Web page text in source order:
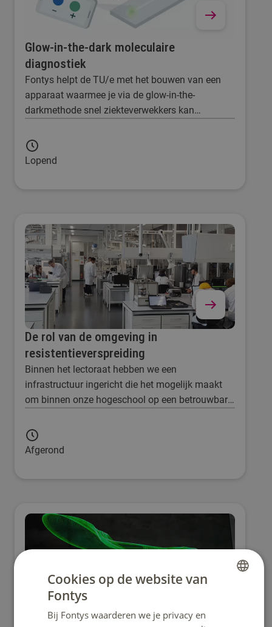
Glow-in-the-dark moleculaire
diagnostiek
Fontys helpt de TU/e met het bouwen van een
apparaat waarmee je via de glow-in-the-
darkmethode snel ziekteverwekkers kan
Lopend
De rol van de omgeving in
resistentieverspreiding
Binnen het lectoraat hebben we een
infrastructuur ingericht die het mogelijk maakt
om binnen onze hogeschool op een betrouwbare
resistentiegenen en te detecteren middels kweek
en PCR-technieken. In ons onderzoek willen we in
Afgerond
Cookies op de website van
Fontys
Bij Fontys waarderen we je privacy en